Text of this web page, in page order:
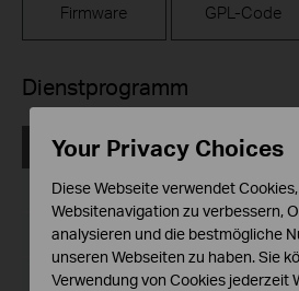
Firmware GPL-Code
Dienstprogramm
Datum der Veröffentlichung:2016-
Sprache:Englisch
Dateigröße:14.6 MB
Your Privacy Choices
Diese Webseite verwendet
Websitenavigation zu verbessern,
analysieren und die bestmögliche
unseren Webseiten zu haben. Sie
Verwendung von Cookies jederzeit